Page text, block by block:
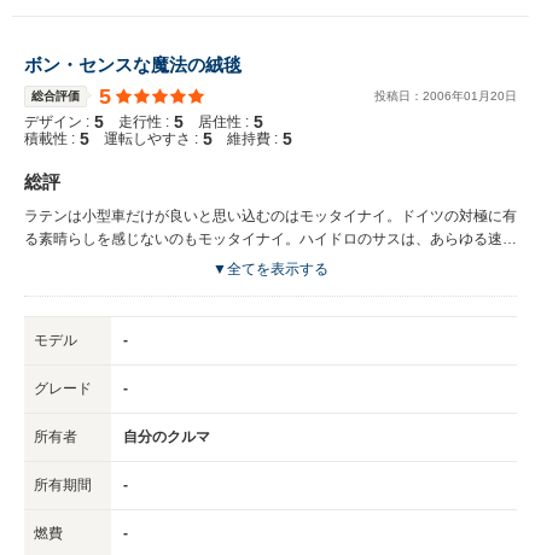
ボン・センスな魔法の絨毯
総合評価 5 投稿日： 2006年01 月20日
デザイン : 5 走行性 : 5 居住性 : 5
積載性 : 5 運転しやすさ : 5 維持費 : 5
総評
ラテンは小型車だけが良いと思い込むのはモッタイナイ。ドイツの対極に有
る素晴らしを感じないのもモッタイナイ。ハイドロのサスは、あらゆる速度
で変わらない乗り心地は異次元体験。サンドベージュのインテリアと革の内
▼全てを表示する
モデル -
グレード -
所有者 自分のクルマ
所有期間 -
燃費 -